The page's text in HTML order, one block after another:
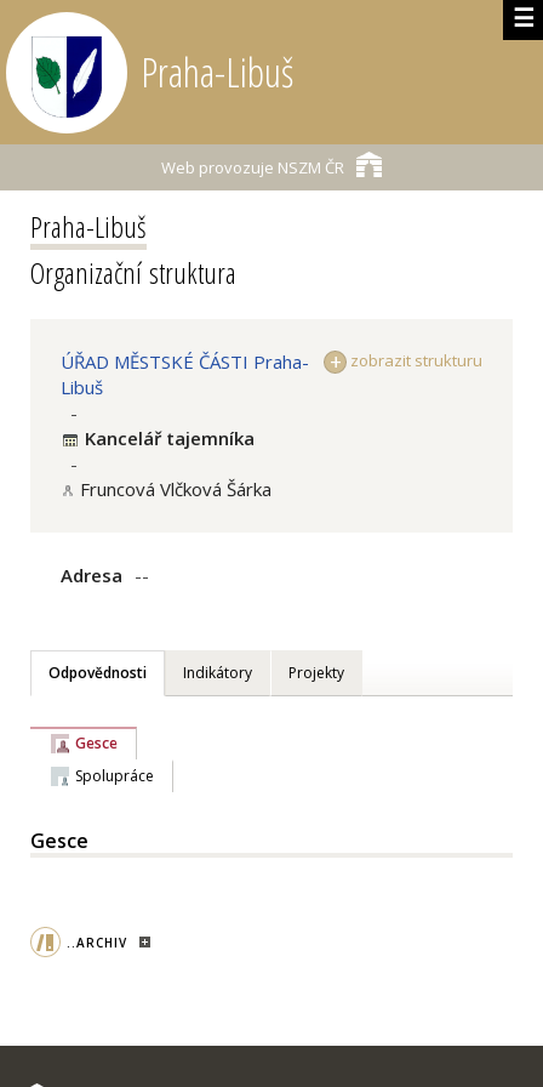
☰
Praha-Libuš
Web provozuje NSZM ČR
Praha-Libuš
Organizační struktura
zobrazit strukturu
ÚŘAD MĚSTSKÉ ČÁSTI Praha-
Libuš
-
Kancelář tajemníka
-
Fruncová Vlčková Šárka
Adresa --
Odpovědnosti Indikátory Projekty
Gesce
Spolupráce
Gesce
..ARCHIV